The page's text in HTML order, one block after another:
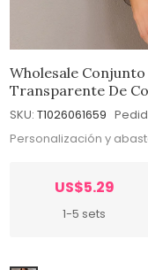
Wholesale
Transparente De
SKU: T1026061659
Personalización y
US$5.29
1-5 sets